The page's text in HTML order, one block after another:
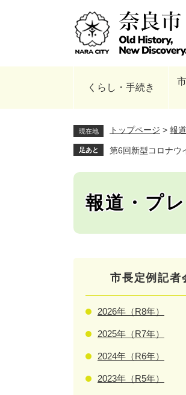
くらし・手続き
現在地 トップページ > 報
足あと 第6回新型コロナウ
報道・プ
市長定例記者
2026年（R8年）
2025年（R7年）
2024年（R6年）
2023年（R5年）